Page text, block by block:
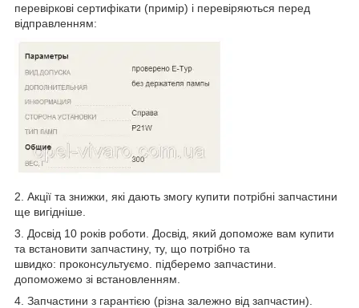
перевіркові сертифікати (примір) і перевіряються перед
відправленням:
2. Акції та знижки, які дають змогу купити потрібні запчастини
ще вигідніше.
3. Досвід 10 років роботи. Досвід, який допоможе вам купити
та встановити запчастину, ту, що потрібно та
швидко: проконсультуємо. підберемо запчастини.
допоможемо зі встановленням.
4. Запчастини з гарантією (різна залежно від запчастин).